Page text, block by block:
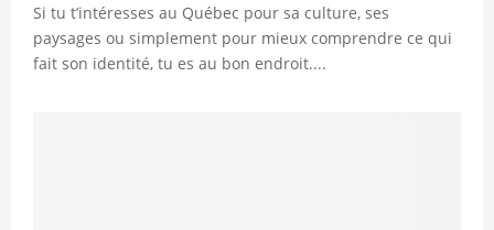
Si tu t’intéresses au Québec pour sa culture, ses
paysages ou simplement pour mieux comprendre ce qui
fait son identité, tu es au bon endroit....